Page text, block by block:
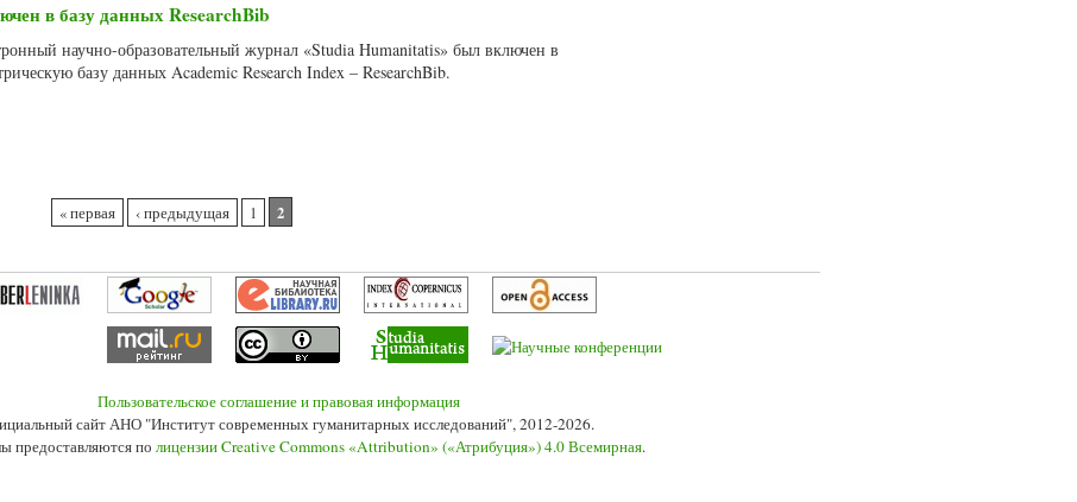
в базу данных ResearchBib
научно-образовательный журнал «Studia Humanitatis» был включен в
базу данных Academic Research Index – ResearchBib.
« первая ‹ предыдущая 1 2
Пользовательское соглашение и правовая информация
сайт АНО "Институт современных гуманитарных исследований", 2012-2026.
предоставляются по лицензии Creative Commons «Attribution» («Атрибуция») 4.0 Всемирная.